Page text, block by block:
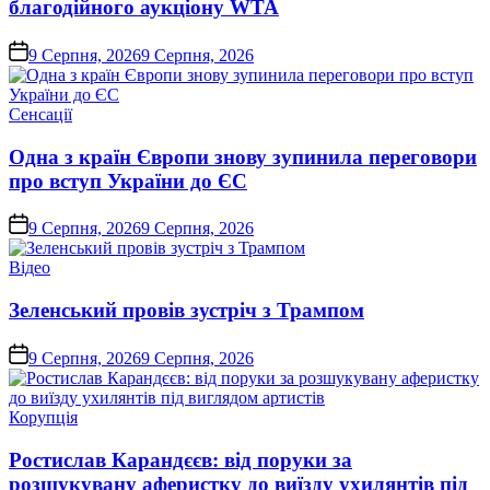
благодійного аукціону WTA
on9 Серпня, 20269 Серпня, 2026
Опублікувати
Сенсації
Одна з країн Європи знову зупинила переговори
про вступ України до ЄС
on9 Серпня, 20269 Серпня, 2026
Опублікувати
Відео
Зеленський провів зустріч з Трампом
on9 Серпня, 20269 Серпня, 2026
Опублікувати
Корупція
Ростислав Карандєєв: від поруки за
розшукувану аферистку до виїзду ухилянтів під